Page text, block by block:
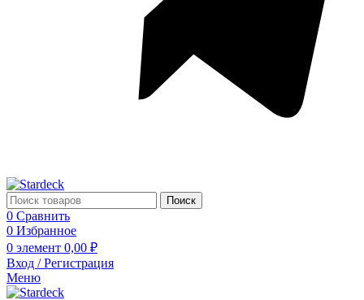
Поиск
0 Сравнить
0 Избранное
0 элемент 0,00 ₽
Вход / Регистрация
Меню